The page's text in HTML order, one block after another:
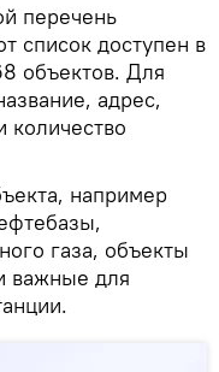
перечень
список доступен в
объектов. Для
адрес,
количество
например
газа, объекты
важные для